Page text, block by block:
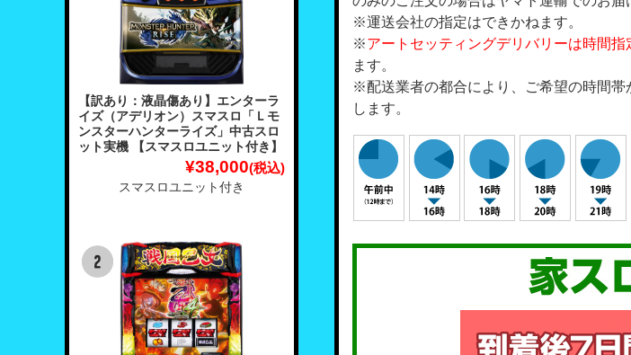
※運送会社の指定はできかねます。
※アートセッティングデリバリーは時間指
ます。
※配送業者の都合により、ご希望の時間
します。
【訳あり：液晶傷あり】エンターラ
イズ（アデリオン）スマスロ「Ｌモ
ンスターハンターライズ」中古スロ
ット実機 【スマスロユニット付き】
¥38,000(税込)
スマスロユニット付き